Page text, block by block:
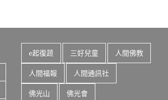
e起復蔬 三好兒童 人間佛教
人間福報 人間通訊社
佛光山 佛光會